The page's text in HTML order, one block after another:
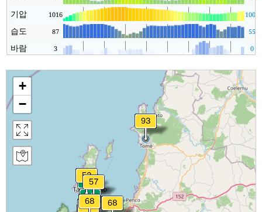
기압 1016 1005
습도 87 55
바람 3 0
+
−